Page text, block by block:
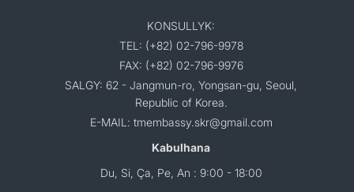
KONSULLYK:
TEL: (+82) 02-796-9978
FAX: (+82) 02-796-9976
SALGY: 62 - Jangmun-ro, Yongsan-gu, Seoul,
Republic of Korea.
E-MAIL: tmembassy.skr@gmail.com
Kabulhana
Du, Si, Ça, Pe, An : 9:00 - 18:00